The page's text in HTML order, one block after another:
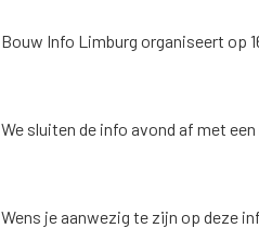
Bouw Info Limburg organiseert op
We sluiten de info avond af met
Wens je aanwezig te zijn op deze